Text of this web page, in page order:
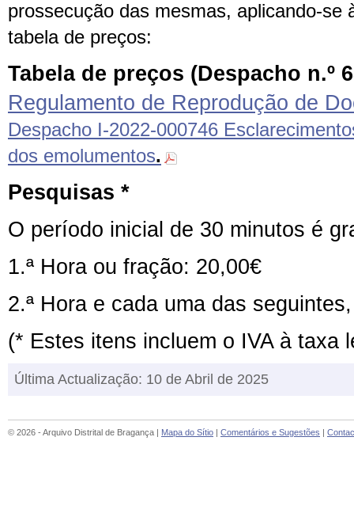
prossecução das mesmas, aplicando-se
tabela de preços:
Tabela de preços (Despacho n.º
Regulamento de Reprodução de
Despacho I-2022-000746
dos emolumentos.
Pesquisas *
O período inicial de 30 minutos é
1.ª Hora ou fração: 20,00€
2.ª Hora e cada uma das
(* Estes itens incluem o IVA à taxa
Última Actualização: 10 de Abril de 2025
© 2026 - Arquivo Distrital de Bragança | Mapa do Sítio | Comentários e Sugestões |